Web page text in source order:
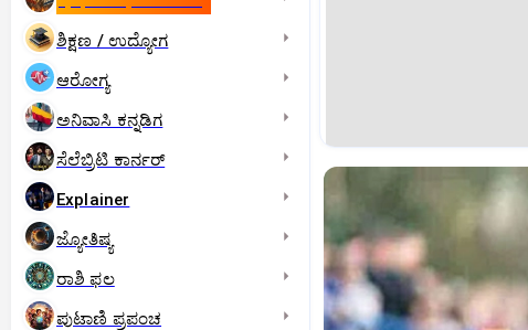
ಶಿಕ್ಷಣ / ಉದ್ಯೋಗ
ಆರೋಗ್ಯ
ಅನಿವಾಸಿ ಕನ್ನಡಿಗ
ಸೆಲೆಬ್ರಿಟಿ ಕಾರ್ನರ್‌
Explainer
ಜ್ಯೋತಿಷ್ಯ
ರಾಶಿ ಫಲ
ಪುಟಾಣಿ ಪ್ರಪಂಚ